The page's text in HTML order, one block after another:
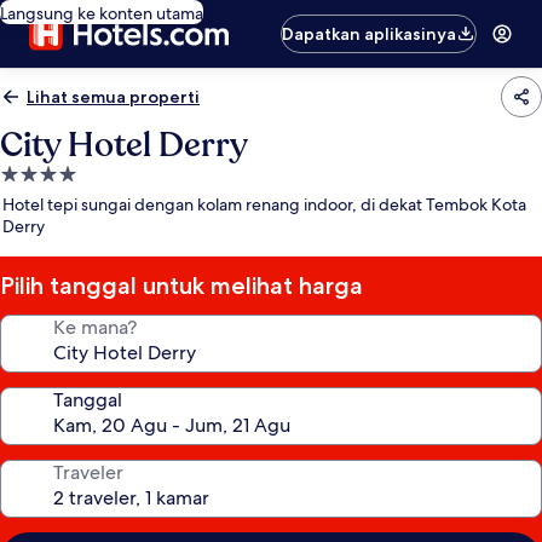
Langsung ke konten utama
Dapatkan aplikasinya
Lihat semua properti
City Hotel Derry
Properti
bintang
4.0
Hotel tepi sungai dengan kolam renang indoor, di dekat Tembok Kota
Derry
Pilih tanggal untuk melihat harga
Ke mana?
Tanggal
Traveler